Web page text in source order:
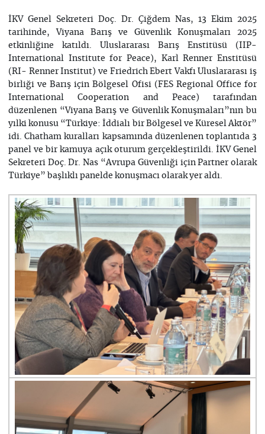
İKV Genel Sekreteri Doç. Dr. Çiğdem Nas, 13 Ekim 2025
tarihinde, Viyana Barış ve Güvenlik Konuşmaları 2025
etkinliğine katıldı. Uluslararası Barış Enstitüsü (IIP-
International Institute for Peace), Karl Renner Enstitüsü
(RI- Renner Institut) ve Friedrich Ebert Vakfı Uluslararası iş
birliği ve Barış için Bölgesel Ofisi (FES Regional Office for
International Cooperation and Peace) tarafından
düzenlenen “Viyana Barış ve Güvenlik Konuşmaları”nın bu
yılki konusu “Türkiye: İddialı bir Bölgesel ve Küresel Aktör”
idi. Chatham kuralları kapsamında düzenlenen toplantıda 3
panel ve bir kamuya açık oturum gerçekleştirildi. İKV Genel
Sekreteri Doç. Dr. Nas “Avrupa Güvenliği için Partner olarak
Türkiye” başlıklı panelde konuşmacı olarak yer aldı.